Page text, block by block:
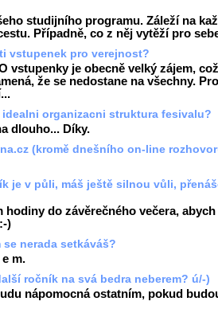
studijního programu. Záleží na
Případně, co z něj vytěží pro
vstupenek pro verejnost?
vstupenky je obecně velký zájem,
že se nedostane na všechny.
idealni organizacni struktura fesivalu?
dlouho... Díky.
(kromě dnešního on-line
je v půli, máš ještě silnou vůli,
hodiny do závěrečného večera, abych
)
se nerada setkáváš?
m.
ročník na svá bedra neberem? ú/-)
nápomocná ostatním, pokud